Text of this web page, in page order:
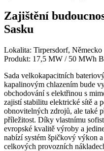
Zajištění
Sasku
Lokalita: Tirpersdorf, Německo
Produkt: 17,5 MW / 50 MWh
Sada velkokapacitních
kapalinovým chlazením bude
obchodování s elektřinou s
zajistí stabilitu elektrické sítě a
obnovitelných zdrojů, ale také
příležitost. Díky vlastnímu
evropské kvalitě výroby a
nabízí systém špičkový výkon
celkových provozních